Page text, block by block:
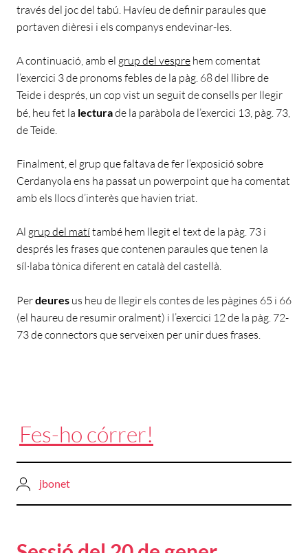
través del joc del tabú. Havíeu de definir paraules que
portaven dièresi i els companys endevinar-les.
A continuació, amb el grup del vespre hem comentat
l’exercici 3 de pronoms febles de la pàg. 68 del llibre de
Teide i després, un cop vist un seguit de consells per llegir
bé, heu fet la lecturade la paràbola de l’exercici 13, pàg. 73,
de Teide.
Finalment, el grup que faltava de fer l’exposició sobre
Cerdanyola ens ha passat un powerpoint que ha comentat
amb els llocs d’interès que havien triat.
Al grup del matítambé hem llegit el text de la pàg. 73 i
després les frases que contenen paraules que tenen la
síl·laba tònica diferent en català del castellà.
Perdeures us heu de llegir els contes de les pàgines 65 i 66
(el haureu de resumir oralment) i l’exercici 12 de la pàg. 72-
73 de connectors que serveixen per unir dues frases.
Fes-ho córrer!
jbonet